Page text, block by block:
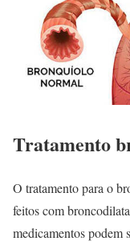
Tratamento
O tratamento para o
feitos com
medicamentos podem